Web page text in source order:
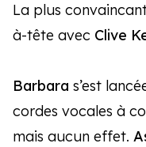
La plus
à-tête avec Clive
Barbara s’est
cordes vocales à
mais aucun effet.